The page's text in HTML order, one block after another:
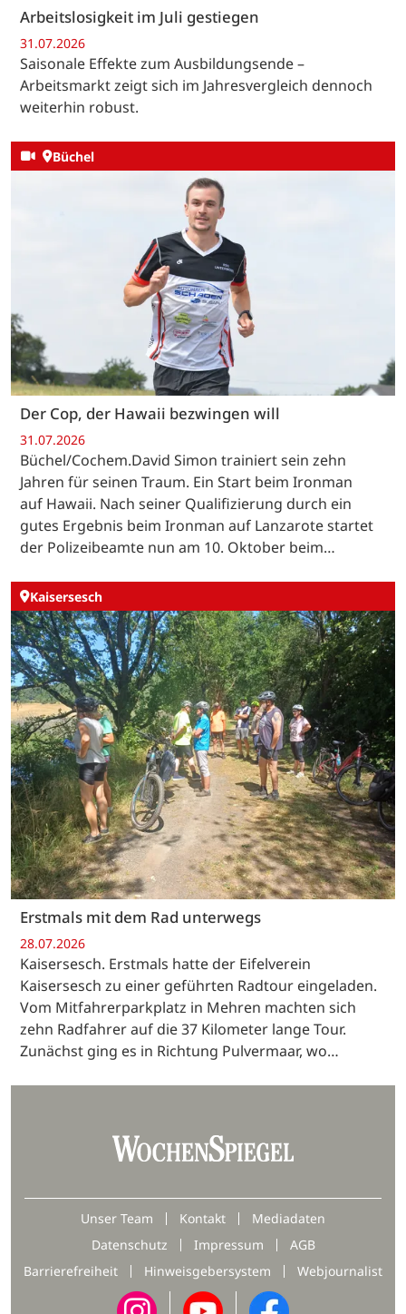
Arbeitslosigkeit im Juli gestiegen
31.07.2026
Saisonale Effekte zum Ausbildungsende –
Arbeitsmarkt zeigt sich im Jahresvergleich dennoch
weiterhin robust.
Büchel
Der Cop, der Hawaii bezwingen will
31.07.2026
Büchel/Cochem.David Simon trainiert sein zehn
Jahren für seinen Traum. Ein Start beim Ironman
auf Hawaii. Nach seiner Qualifizierung durch ein
gutes Ergebnis beim Ironman auf Lanzarote startet
der Polizeibeamte nun am 10. Oktober beim…
Kaisersesch
Erstmals mit dem Rad unterwegs
28.07.2026
Kaisersesch. Erstmals hatte der Eifelverein
Kaisersesch zu einer geführten Radtour eingeladen.
Vom Mitfahrerparkplatz in Mehren machten sich
zehn Radfahrer auf die 37 Kilometer lange Tour.
Zunächst ging es in Richtung Pulvermaar, wo…
Unser Team Kontakt
Mediadaten
Datenschutz
Impressum
AGB
Barrierefreiheit
Hinweisgebersystem Webjournalist